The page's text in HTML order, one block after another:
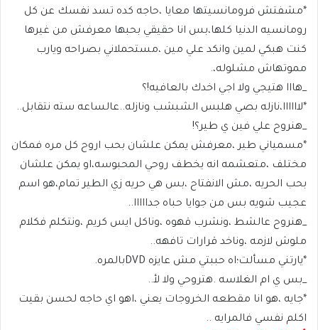
*مشفتش فرومانسيتها معايا ،حاجه كده تسد نفسك عن كل
رومانسيه الدنيا كلها،بس انا حقيقي بحبها معرفش من غيرها
كنت هبكي لمين وانكد علي مين ،مستحملاني بصراحه ويارب
مموتهاش مشلوله،.
_هااا هتيجي ولا اجي اخدك بالعافيه!؟
*لاااااا،نازله بصي هلبس الشبشب ونازله..عالساعه سته نتقابل..
_هنروح علي فين ي طير؟!
*مسمياني طير ،معرفش يمكن علشان بحب اروح كل مره فمكان
مختلف ،متعشمه انه يخطف روحي المحبوسه،او يمكن علشان
بحب الحريه ،مش الانفتاح ،بس هي حريه زي الطير تمام،هو اسم
عجيب شويه بس من جوايا حباه جدااااا..
_هنروح عالشط ،ونشرب قهوه ،وناكل ايس كريم ،ونتكلم فكلام
ملوش لازمه ،وناخد قرارات تافهه..
*يارتني مسألت؛اه حببتي مش عايزه DVDبالمره.
_بس ي ام الغلاسه .هتروحي ولا لأ..
*جايه ،هو انا مقطعه الخروجات يعني ،اهو اي حاجه لحسن بقيت
اكلم نفسي فالمرايه ..